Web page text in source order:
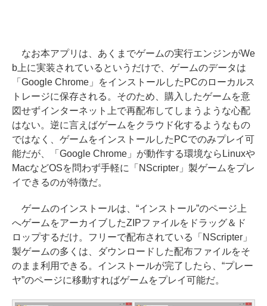
なお本アプリは、あくまでゲームの実行エンジンがWe
b上に実装されているというだけで、ゲームのデータは
「Google Chrome」をインストールしたPCのローカルス
トレージに保存される。そのため、購入したゲームを意
図せずインターネット上で再配布してしまうような心配
はない。逆に言えばゲームをクラウド化するようなもの
ではなく、ゲームをインストールしたPCでのみプレイ可
能だが、「Google Chrome」が動作する環境ならLinuxや
MacなどOSを問わず手軽に「NScripter」製ゲームをプレ
イできるのが特徴だ。
ゲームのインストールは、“インストール”のページ上
へゲームをアーカイブしたZIPファイルをドラッグ＆ド
ロップするだけ。フリーで配布されている「NScripter」
製ゲームの多くは、ダウンロードした配布ファイルをそ
のまま利用できる。インストールが完了したら、“プレー
ヤ”のページに移動すればゲームをプレイ可能だ。